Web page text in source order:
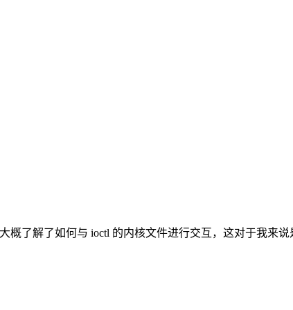
了解了如何与 ioctl 的内核文件进行交互，这对于我来说